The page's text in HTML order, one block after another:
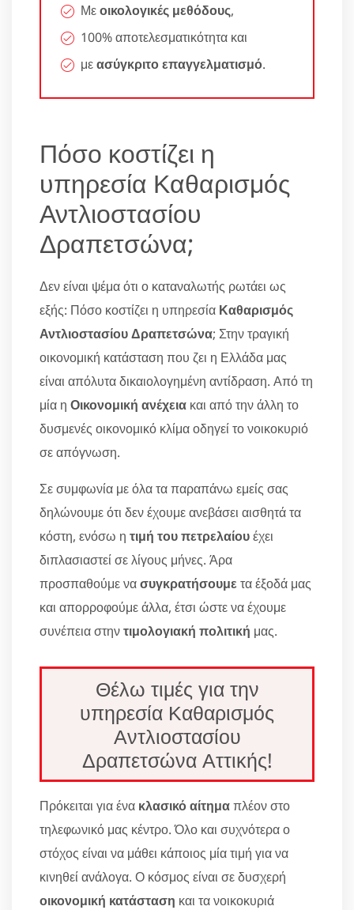
Μεοικολογικές μεθόδους,
100% αποτελεσματικότητα και
μεασύγκριτο επαγγελματισμό.
Πόσο κοστίζει η
υπηρεσία Καθαρισμός
Αντλιοστασίου
Δραπετσώνα;
Δεν είναι ψέμα ότι ο καταναλωτής ρωτάει ως
εξής: Πόσο κοστίζει η υπηρεσία Καθαρισμός
Αντλιοστασίου Δραπετσώνα; Στην τραγική
οικονομική κατάσταση που ζει η Ελλάδα μας
είναι απόλυτα δικαιολογημένη αντίδραση. Από τη
μία η Οικονομική ανέχεια και από την άλλη το
δυσμενές οικονομικό κλίμα οδηγεί το νοικοκυριό
σε απόγνωση.
Σε συμφωνία με όλα τα παραπάνω εμείς σας
δηλώνουμε ότι δεν έχουμε ανεβάσει αισθητά τα
κόστη, ενόσω η τιμή του πετρελαίουέχει
διπλασιαστεί σε λίγους μήνες. Άρα
προσπαθούμε νασυγκρατήσουμε τα έξοδά μας
και απορροφούμε άλλα, έτσι ώστε να έχουμε
συνέπεια στηντιμολογιακή πολιτική μας.
Θέλω τιμές για την
υπηρεσία Καθαρισμός
Αντλιοστασίου
Δραπετσώνα Αττικής!
Πρόκειται για ένα κλασικό αίτημαπλέον στο
τηλεφωνικό μας κέντρο. Όλο και συχνότερα ο
στόχος είναι να μάθει κάποιος μία τιμή για να
κινηθεί ανάλογα. Ο κόσμος είναι σε δυσχερή
οικονομική κατάσταση και τα νοικοκυριά